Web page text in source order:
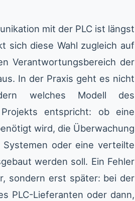
mit der PLC ist längst
sich diese Wahl zugleich auf
Verantwortungsbereich der
In der Praxis geht es nicht
welches Modell des
entspricht: ob eine
wird, die Überwachung
oder eine verteilte
werden soll. Ein Fehler
sondern erst später: bei der
PLC-Lieferanten oder dann,